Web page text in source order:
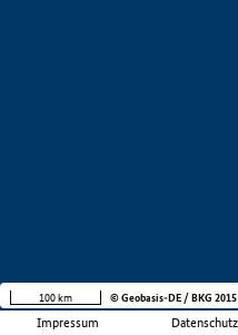
Impressum
100 km © Geobasis-DE / BKG 2015